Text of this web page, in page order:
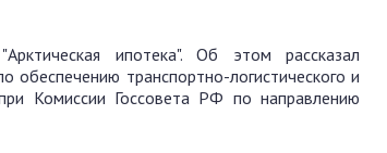
ипотека". Об этом рассказал
обеспечению транспортно-логистического и
Комиссии Госсовета РФ по направлению